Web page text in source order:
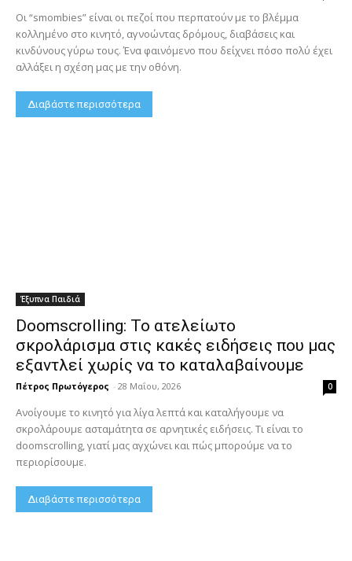
Οι “smombies” είναι οι πεζοί που περπατούν με το βλέμμα
κολλημένο στο κινητό, αγνοώντας δρόμους, διαβάσεις και
κινδύνους γύρω τους. Ένα φαινόμενο που δείχνει πόσο πολύ έχει
αλλάξει η σχέση μας με την οθόνη.
Διαβάστε περισσότερα
Έξυπνα Παιδιά
Doomscrolling: Το ατελείωτο
σκρολάρισμα στις κακές ειδήσεις που μας
εξαντλεί χωρίς να το καταλαβαίνουμε
Πέτρος Πρωτόγερος - 28 Μαΐου, 2026 0
Ανοίγουμε το κινητό για λίγα λεπτά και καταλήγουμε να
σκρολάρουμε ασταμάτητα σε αρνητικές ειδήσεις. Τι είναι το
doomscrolling, γιατί μας αγχώνει και πώς μπορούμε να το
περιορίσουμε.
Διαβάστε περισσότερα